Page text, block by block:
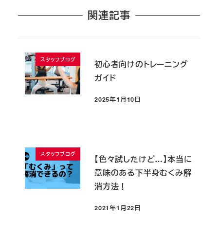
関連記事
スタッフブログ
初心者向けのトレーニング
ガイド
投稿日
2025年1月10日
スタッフブログ
【色々試したけど…】本当に
意味のある下半身むくみ解
消方法！
投稿日
2021年1月22日